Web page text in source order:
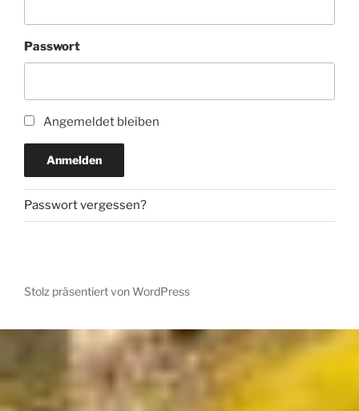
Passwort
Angemeldet bleiben
Anmelden
Passwort vergessen?
Stolz präsentiert von WordPress